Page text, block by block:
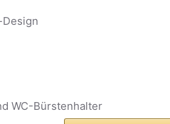
WC-Bürstenhalter